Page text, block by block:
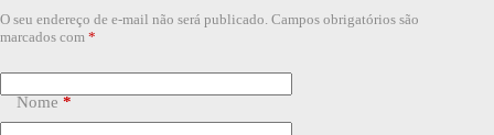
O seu endereço de e-mail não será publicado. Campos obrigatórios são
marcados com *
Nome *